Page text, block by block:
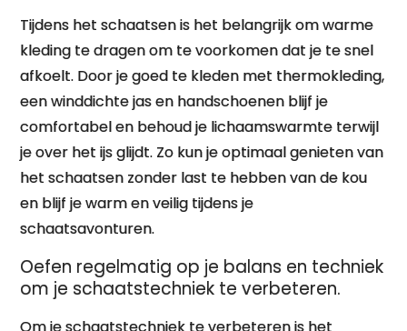
Tijdens het schaatsen is het belangrijk om warme
kleding te dragen om te voorkomen dat je te snel
afkoelt. Door je goed te kleden met thermokleding,
een winddichte jas en handschoenen blijf je
comfortabel en behoud je lichaamswarmte terwijl
je over het ijs glijdt. Zo kun je optimaal genieten van
het schaatsen zonder last te hebben van de kou
en blijf je warm en veilig tijdens je
schaatsavonturen.
Oefen regelmatig op je balans en techniek
om je schaatstechniek te verbeteren.